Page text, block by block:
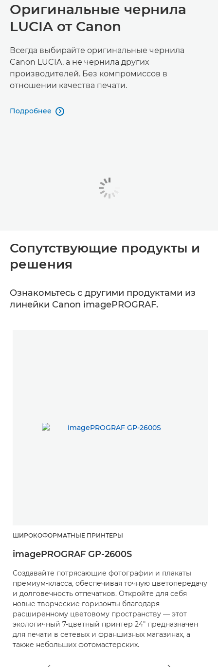
Оригинальные чернила
LUCIA от Canon
Всегда выбирайте оригинальные чернила
Canon LUCIA, а не чернила других
производителей. Без компромиссов в
отношении качества печати.
Подробнее 
Сопутствующие продукты и
решения
Ознакомьтесь с другими продуктами из
линейки Canon imagePROGRAF.
ШИРОКОФОРМАТНЫЕ ПРИНТЕРЫ
imagePROGRAF GP-2600S
Создавайте потрясающие фотографии и плакаты
премиум-класса, обеспечивая точную цветопередачу
и долговечность отпечатков. Откройте для себя
новые творческие горизонты благодаря
расширенному цветовому пространству — этот
экологичный 7-цветный принтер 24" предназначен
для печати в сетевых и франшизных магазинах, а
также небольших фотомастерских.